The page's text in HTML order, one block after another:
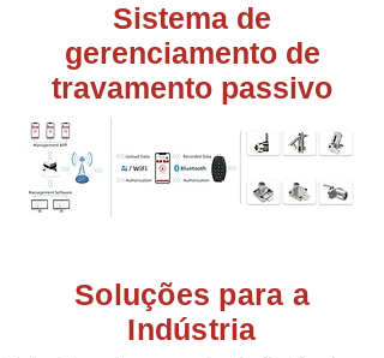
Sistema de
gerenciamento de
travamento passivo
Soluções para a
Indústria